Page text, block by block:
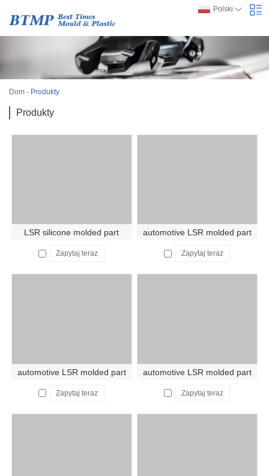
Polski
Dom - Produkty
Produkty
LSR silicone molded part
Zapytaj teraz
automotive LSR molded part
Zapytaj teraz
automotive LSR molded part
Zapytaj teraz
automotive LSR molded part
Zapytaj teraz